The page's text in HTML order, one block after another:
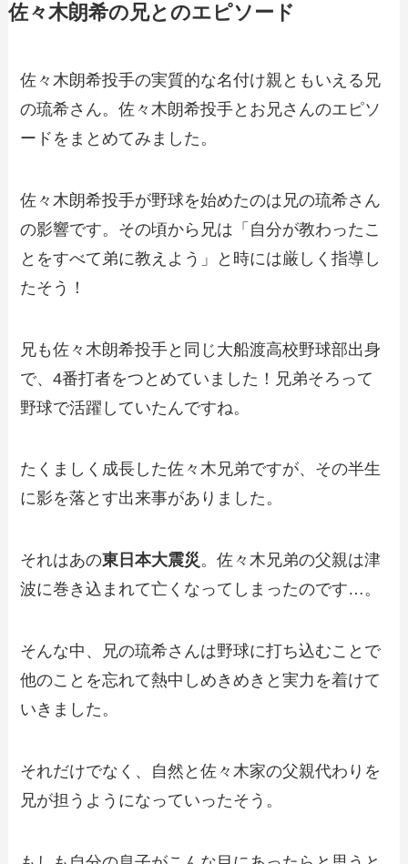
佐々木朗希の兄とのエピソード
佐々木朗希投手の実質的な名付け親ともいえる兄
の琉希さん。佐々木朗希投手とお兄さんのエピソ
ードをまとめてみました。
佐々木朗希投手が野球を始めたのは兄の琉希さん
の影響です。その頃から兄は「自分が教わったこ
とをすべて弟に教えよう」と時には厳しく指導し
たそう！
兄も佐々木朗希投手と同じ大船渡高校野球部出身
で、4番打者をつとめていました！兄弟そろって
野球で活躍していたんですね。
たくましく成長した佐々木兄弟ですが、その半生
に影を落とす出来事がありました。
それはあの東日本大震災。佐々木兄弟の父親は津
波に巻き込まれて亡くなってしまったのです…。
そんな中、兄の琉希さんは野球に打ち込むことで
他のことを忘れて熱中しめきめきと実力を着けて
いきました。
それだけでなく、自然と佐々木家の父親代わりを
兄が担うようになっていったそう。